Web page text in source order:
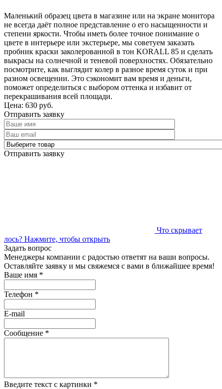
Маленький образец цвета в магазине или на экране монитора
не всегда даёт полное представление о его насыщенности и
степени яркости. Чтобы иметь более точное понимание о
цвете в интерьере или экстерьере, мы советуем заказать
пробник краски заколерованной в тон KORALL 85 и сделать
выкрасы на солнечной и теневой поверхностях. Обязательно
посмотрите, как выглядит колер в разное время суток и при
разном освещении. Это сэкономит вам время и деньги,
поможет определиться с выбором оттенка и избавит от
перекрашивания всей площади.
Цена: 630 руб.
Отправить заявку
Отправить заявку
Что скрывает
лось? Нажмите, чтобы открыть
Задать вопрос
Менеджеры компании с радостью ответят на ваши вопросы.
Оставляйте заявку и мы свяжемся с вами в ближайшее время!
Ваше имя *
Телефон *
E-mail
Сообщение *
Введите текст с картинки *